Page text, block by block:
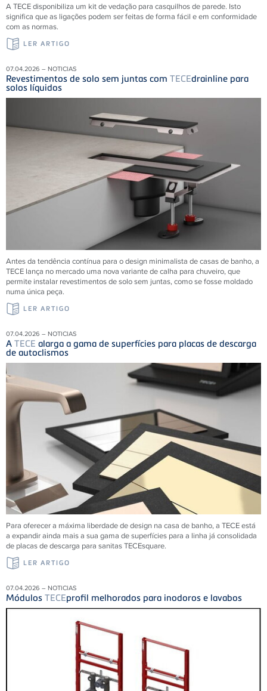
A TECE disponibiliza um kit de vedação para casquilhos de parede. Isto
significa que as ligações podem ser feitas de forma fácil e em conformidade
com as normas.
LER ARTIGO
07.04.2026 – NOTICIAS
Revestimentos de solo sem juntas com TECEdrainline para
solos líquidos
Antes da tendência contínua para o design minimalista de casas de banho, a
TECE lança no mercado uma nova variante de calha para chuveiro, que
permite instalar revestimentos de solo sem juntas, como se fosse moldado
numa única peça.
LER ARTIGO
07.04.2026 – NOTICIAS
A TECE alarga a gama de superfícies para placas de descarga
de autoclismos
Para oferecer a máxima liberdade de design na casa de banho, a TECE está
a expandir ainda mais a sua gama de superfícies para a linha já consolidada
de placas de descarga para sanitas TECEsquare.
LER ARTIGO
07.04.2026 – NOTICIAS
Módulos TECEprofil melhorados para inodoros e lavabos